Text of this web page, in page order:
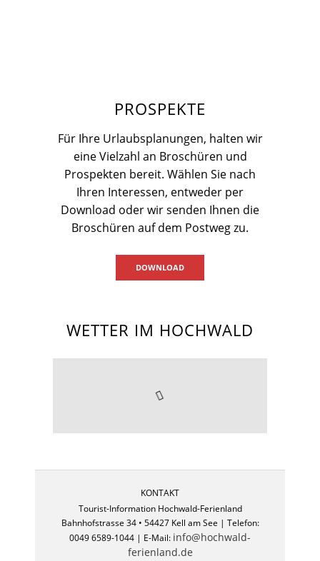
PROSPEKTE
Für Ihre Urlaubsplanungen, halten wir
eine Vielzahl an Broschüren und
Prospekten bereit. Wählen Sie nach
Ihren Interessen, entweder per
Download oder wir senden Ihnen die
Broschüren auf dem Postweg zu.
DOWNLOAD
WETTER IM HOCHWALD
KONTAKT
Tourist-Information Hochwald-Ferienland
Bahnhofstrasse 34 • 54427 Kell am See | Telefon:
0049 6589-1044 | E-Mail: info@hochwald-
ferienland.de